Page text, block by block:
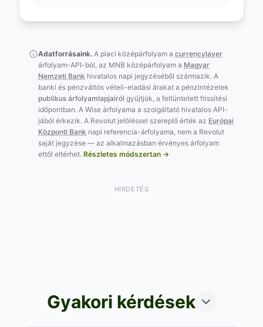
Adatforrásaink. A piaci középárfolyam a currencylayer
árfolyam-API-ból, az MNB középárfolyam a Magyar
Nemzeti Bank hivatalos napi jegyzéséből származik. A
banki és pénzváltós vételi-eladási árakat a pénzintézetek
publikus árfolyamlapjairól gyűjtjük, a feltüntetett frissítési
időpontban. A Wise árfolyama a szolgáltató hivatalos API-
jából érkezik. A Revolut jelöléssel szereplő érték az Európai
Központi Bank napi referencia-árfolyama, nem a Revolut
saját jegyzése — az alkalmazásban érvényes árfolyam
ettől eltérhet. Részletes módszertan →
HIRDETÉS
Gyakori kérdések